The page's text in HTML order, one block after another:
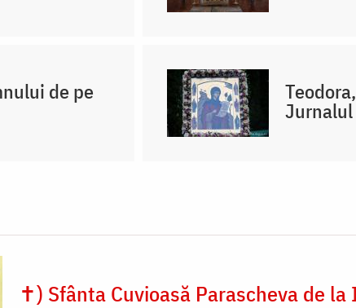
de pe
✝) Sfânta Cuvioasă Parascheva de la